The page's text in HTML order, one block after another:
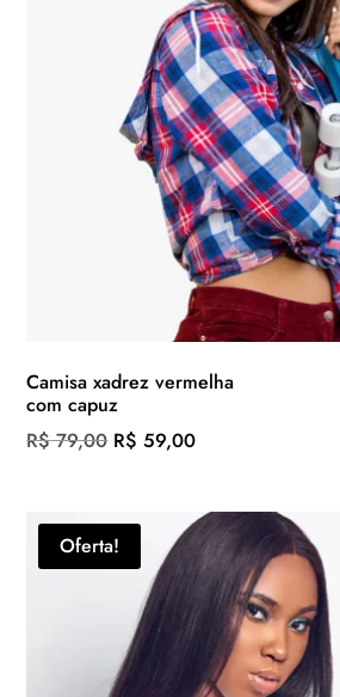
Camisa xadrez vermelha
com capuz
R$79,00 O
era:
R$ 79,00.
R$ 59,00O
é:
R$ 59,00.
Oferta!